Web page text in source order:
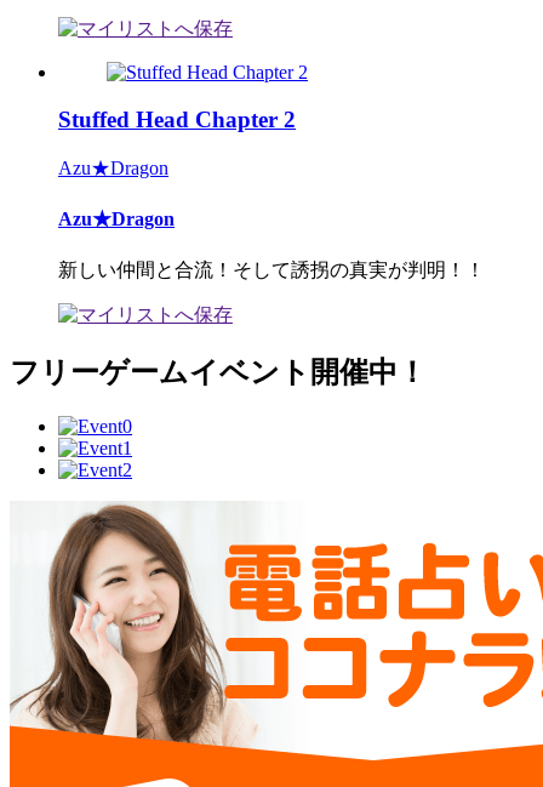
Stuffed Head Chapter 2
Azu★Dragon
Azu★Dragon
新しい仲間と合流！そして誘拐の真実が判明！！
フリーゲームイベント開催中！